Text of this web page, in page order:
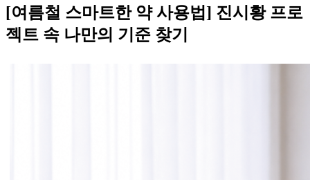
[여름철 스마트한 약 사용법] 진시황 프로
젝트 속 나만의 기준 찾기